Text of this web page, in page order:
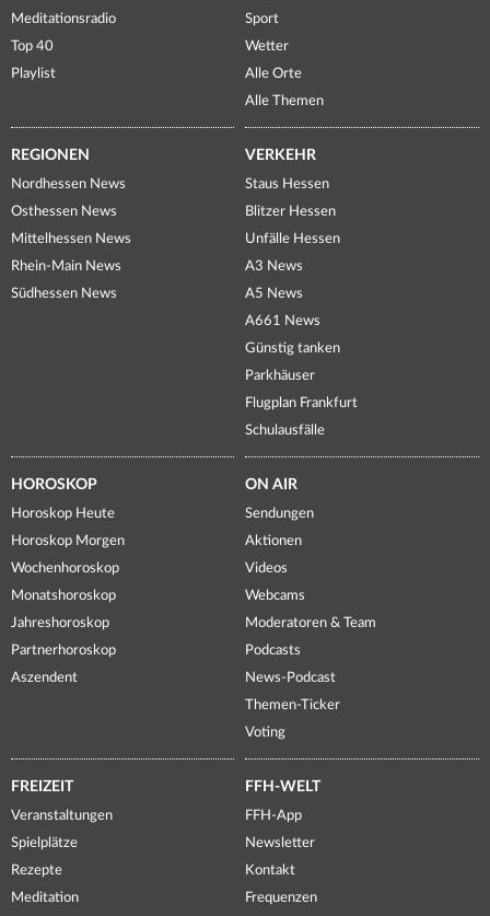
Meditationsradio
Top 40
Playlist
Sport
Wetter
Alle Orte
Alle Themen
REGIONEN
Nordhessen News
Osthessen News
Mittelhessen News
Rhein-Main News
Südhessen News
VERKEHR
Staus Hessen
Blitzer Hessen
Unfälle Hessen
A3 News
A5 News
A661 News
Günstig tanken
Parkhäuser
Flugplan Frankfurt
Schulausfälle
HOROSKOP
Horoskop Heute
Horoskop Morgen
Wochenhoroskop
Monatshoroskop
Jahreshoroskop
Partnerhoroskop
Aszendent
ON AIR
Sendungen
Aktionen
Videos
Webcams
Moderatoren & Team
Podcasts
News-Podcast
Themen-Ticker
Voting
FREIZEIT
Veranstaltungen
Spielplätze
Rezepte
Meditation
FFH-WELT
FFH-App
Newsletter
Kontakt
Frequenzen